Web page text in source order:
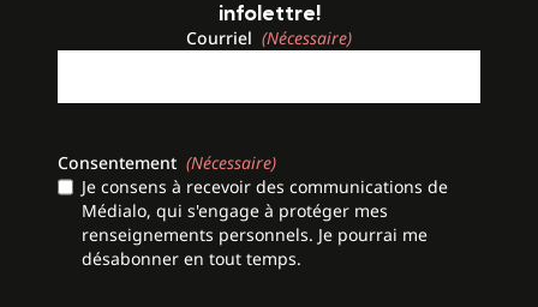
infolettre!
Courriel (Nécessaire)
Consentement (Nécessaire)
Je consens à recevoir des communications de
Médialo, qui s'engage à protéger mes
renseignements personnels. Je pourrai me
désabonner en tout temps.